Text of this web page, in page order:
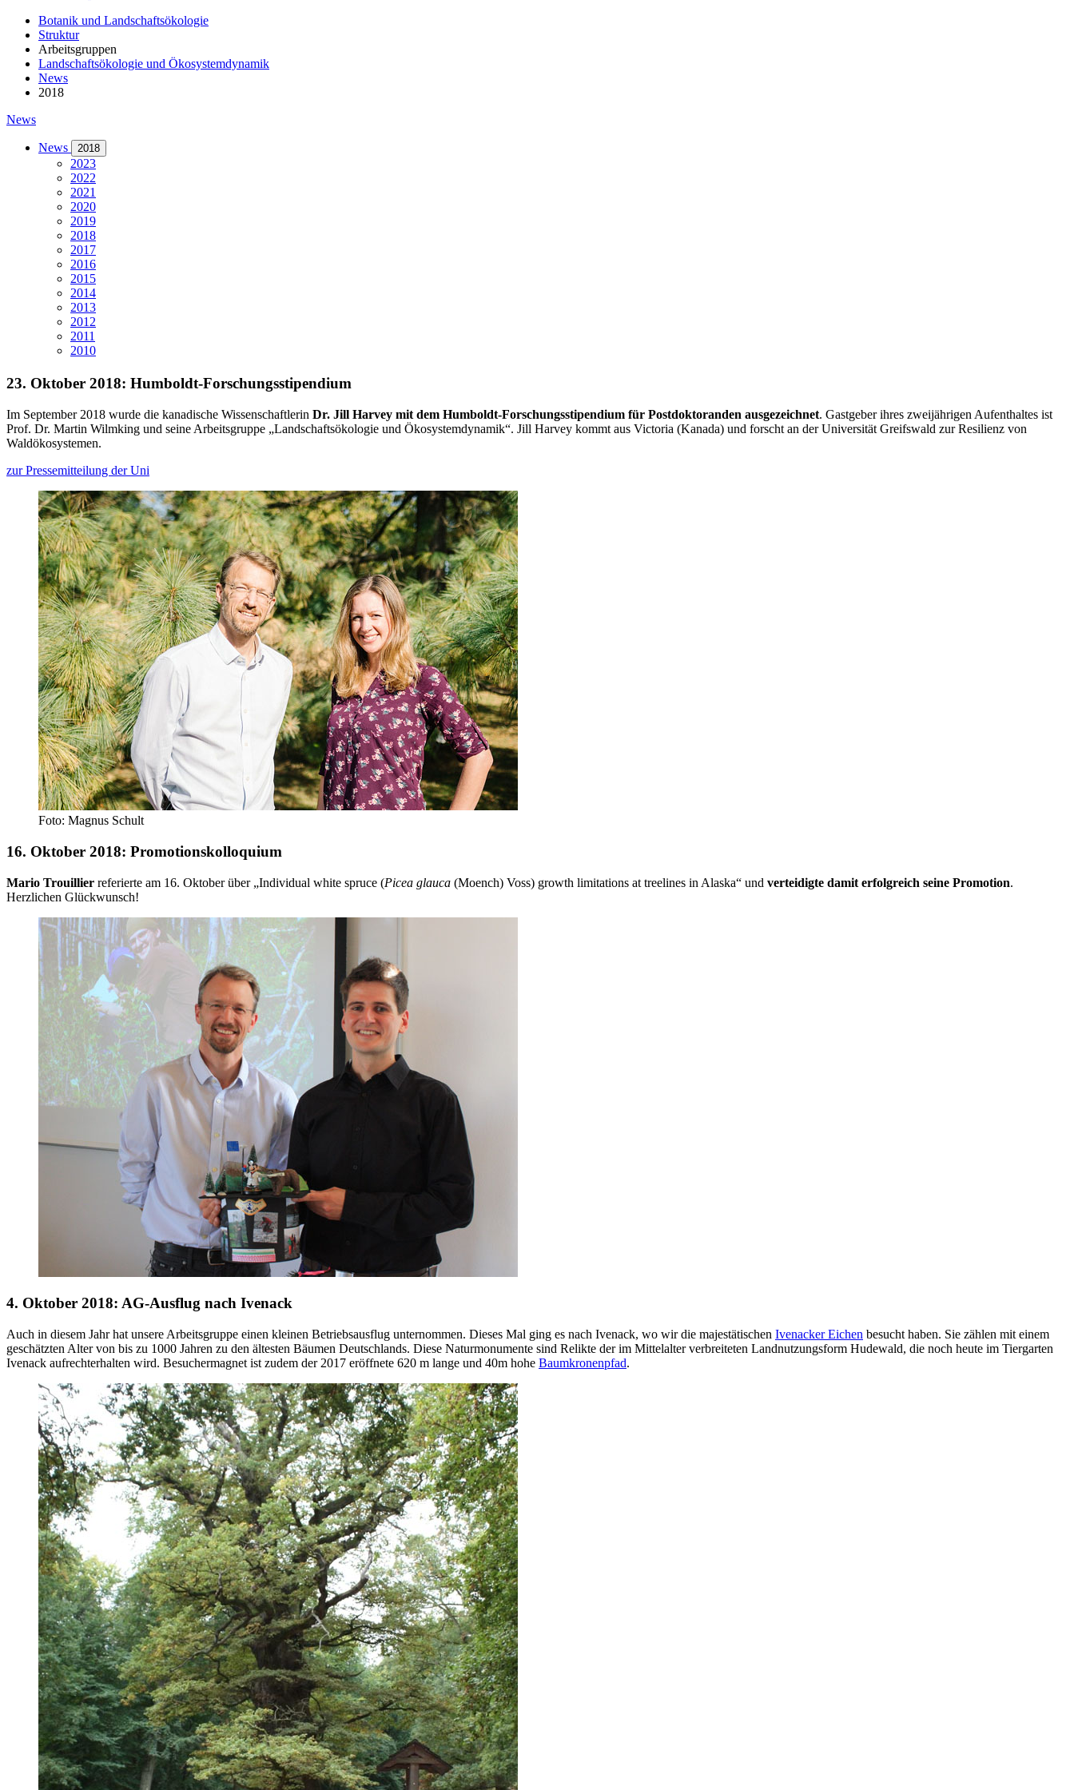
Botanik und Landschaftsökologie
Struktur
Arbeitsgruppen
Landschaftsökologie und Ökosystemdynamik
News
2018
News
News 2018
2023
2022
2021
2020
2019
2018
2017
2016
2015
2014
2013
2012
2011
2010
23. Oktober 2018: Humboldt-Forschungsstipendium
Im September 2018 wurde die kanadische Wissenschaftlerin Dr. Jill Harvey mit dem Humboldt-Forschungsstipendium für Postdoktoranden ausgezeichnet. Gastgeber ihres zweijährigen Aufenthaltes ist
Prof. Dr. Martin Wilmking und seine Arbeitsgruppe „Landschaftsökologie und Ökosystemdynamik“. Jill Harvey kommt aus Victoria (Kanada) und forscht an der Universität Greifswald zur Resilienz von
Waldökosystemen.
zur Pressemitteilung der Uni
Foto: Magnus Schult
16. Oktober 2018: Promotionskolloquium
Mario Trouillier referierte am 16. Oktober über „Individual white spruce (Picea glauca (Moench) Voss) growth limitations at treelines in Alaska“ und verteidigte damit erfolgreich seine Promotion.
Herzlichen Glückwunsch!
4. Oktober 2018: AG-Ausflug nach Ivenack
Auch in diesem Jahr hat unsere Arbeitsgruppe einen kleinen Betriebsausflug unternommen. Dieses Mal ging es nach Ivenack, wo wir die majestätischen Ivenacker Eichen besucht haben. Sie zählen mit einem
geschätzten Alter von bis zu 1000 Jahren zu den ältesten Bäumen Deutschlands. Diese Naturmonumente sind Relikte der im Mittelalter verbreiteten Landnutzungsform Hudewald, die noch heute im Tiergarten
Ivenack aufrechterhalten wird. Besuchermagnet ist zudem der 2017 eröffnete 620 m lange und 40m hohe Baumkronenpfad.